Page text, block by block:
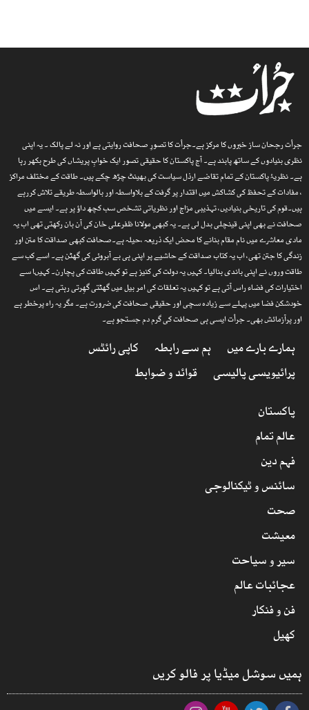
جرأت رجحان ساز خبروں کا مرکز ہے۔جرأت کا تصورِ صحافت روایتی ہے اور نہ لے پالک ۔ یہ اپنی
نظری بنیادوں کے ساتھ پابند ہے۔ آج پاکستان کا حقیقی تصور ایک خوابِ پریشاں کی طرح بکھر رہا
ہے۔ نظریۂ پاکستان کے تمام تقاضے ارذل سیاست کی بھینٹ چڑھ چکے ہیں۔ طاقت کے مختلف مراکز
، مفادات کے تحفظ کی کشاکش میں اقتدار پر گرفت کے بلاواسطہ اور بالواسطہ طریقے تلاش کررہے
ہیں۔قوم کی تاریخی بنیادیں، تہذیبی مزاج اور نظریاتی تشخص سب کچھ داؤ پر ہے۔ ایسے میں
صحافت نے بھی اپنی قینچلی بدل لی ہے۔ یہ کبھی مولانا ظفرعلی خان کی آن بان رکھتی تھی اب یہ
مادی معاشرے میں نام مقام بنانے کا محض ایک ذریعہ ،حیلہ ہے۔صحافت کبھی صداقت کا متن اور
زندگی کا جتن تھی، اب یہ کتاب صداقت کے حاشیے پر اپنی ہی بے آبروئی کی گھٹن ہے۔ اسے کب سے
طاقت وروں نے اپنی باندی بنالیا۔ کہیں یہ دولت کی کنیز ہے تو کہیں طاقت کی پچارن۔ کہیںا سے
اختیارات کی فضاء راس آتی ہے تو کہیں یہ تعلقات کی امر بیل میں گھٹتی گھِرتی رہتی ہے۔ اس
خودشکن فضا میں پہلے سے زیادہ سچی اور حقیقی صحافت کی ضرورت ہے۔ مگر یہ راہ پرخطر ہے
اور پرآزمائش بھی۔ جرأت ایسی ہی صحافت کی گرم دم جستجو ہے۔
ہمارے بارے میں ہم سے رابطہ
کاپی رائٹس
پرائیویسی پالیسی
قوائد و ضوابط
پاکستان
عالم تمام
فہم دین
سائنس و ٹیکنالوجی
صحت
معیشت
سیر و سیاحت
عجائبات عالم
فن و فنکار
کھیل
ہمیں سوشل میڈیا پر فالو کریں